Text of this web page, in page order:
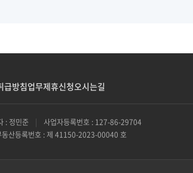
급방침업무제휴신청오시는길
: 정민준 |
사업자등록번호 : 127-86-29704
동산등록번호 : 제 41150-2023-00040 호